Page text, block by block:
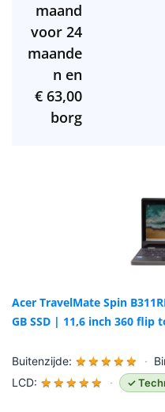
maand
voor 24
maande
n en
€63,00
borg
Acer TravelMate Spin
GB SSD | 11,6 inch 360 flip
Buitenzijde: ★ ★ ★ ★ ★ ·
LCD: ★ ★ ★ ★ ★ · ✓